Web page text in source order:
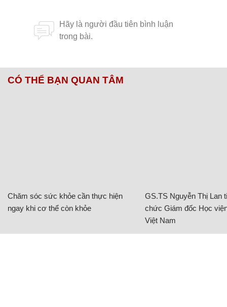
CÓ THỂ BẠN QUAN TÂM
Chăm sóc sức khỏe cần thực hiện
ngay khi cơ thể còn khỏe
GS.TS Nguyễn Thị Lan
chức Giám đốc Học
Việt Nam